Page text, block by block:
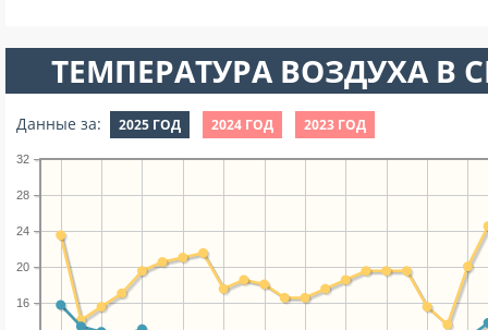
ТЕМПЕРАТУРА ВОЗДУХА В
Данные за: 2025 ГОД 2024 ГОД 2023 ГОД
16
20
24
28
32